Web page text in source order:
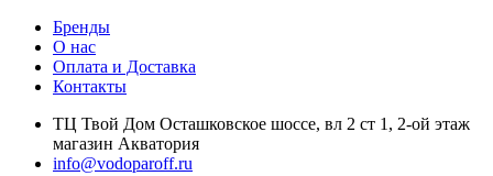
Бренды
О нас
Оплата и Доставка
Контакты
ТЦ Твой Дом Осташковское шоссе, вл 2 ст 1, 2-ой этаж
магазин Акватория
info@vodoparoff.ru